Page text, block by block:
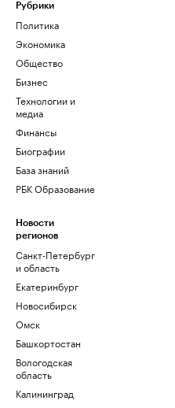
Рубрики
Политика
Экономика
Общество
Бизнес
Технологии и
медиа
Финансы
Биографии
База знаний
РБК Образование
Новости
регионов
Санкт-Петербург
и область
Екатеринбург
Новосибирск
Омск
Башкортостан
Вологодская
область
Калининград